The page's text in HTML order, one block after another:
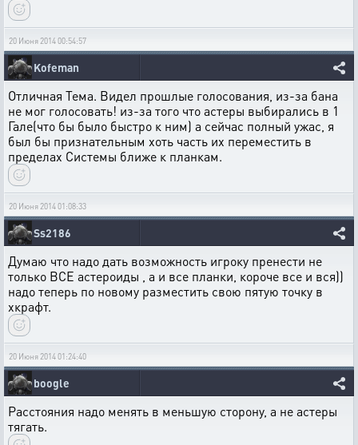
20 Июня 2014 00:54:57
Kofeman
Отличная Тема. Видел прошлые голосования, из-за бана
не мог голосовать! из-за того что астеры выбирались в 1
Гале(что бы было быстро к ним) а сейчас полный ужас, я
был бы признательным хоть часть их переместить в
пределах Системы ближе к планкам.
20 Июня 2014 01:08:33
Ss2186
Думаю что надо дать возможность игроку пренести не
только ВСЕ астероиды , а и все планки, короче все и вся))
надо теперь по новому разместить свою пятую точку в
хкрафт.
20 Июня 2014 01:24:40
boogle
Расстояния надо менять в меньшую сторону, а не астеры
тягать.